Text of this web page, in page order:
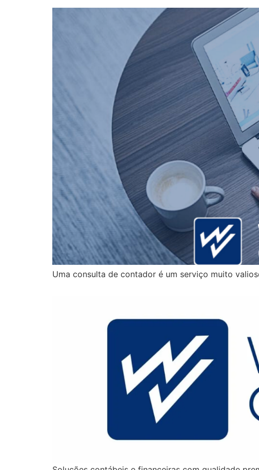
Uma consulta de contador é um serviço muito